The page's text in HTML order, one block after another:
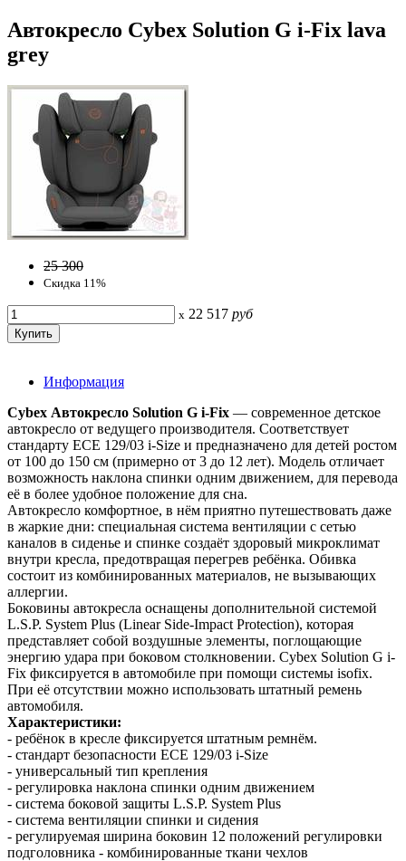
Автокресло Cybex Solution G i-Fix lava
grey
25 300
Скидка 11%
x 22 517 руб
Информация
Cybex Автокресло Solution G i-Fix — современное детское
автокресло от ведущего производителя. Соответствует
стандарту ECE 129/03 i-Size и предназначено для детей ростом
от 100 до 150 см (примерно от 3 до 12 лет). Модель отличает
возможность наклона спинки одним движением, для перевода
её в более удобное положение для сна.
Автокресло комфортное, в нём приятно путешествовать даже
в жаркие дни: специальная система вентиляции с сетью
каналов в сиденье и спинке создаёт здоровый микроклимат
внутри кресла, предотвращая перегрев ребёнка. Обивка
состоит из комбинированных материалов, не вызывающих
аллергии.
Боковины автокресла оснащены дополнительной системой
L.S.P. System Plus (Linear Side-Impact Protection), которая
представляет собой воздушные элементы, поглощающие
энергию удара при боковом столкновении. Cybex Solution G i-
Fix фиксируется в автомобиле при помощи системы isofix.
При её отсутствии можно использовать штатный ремень
автомобиля.
Характеристики:
- ребёнок в кресле фиксируется штатным ремнём.
- стандарт безопасности ECE 129/03 i-Size
- универсальный тип крепления
- регулировка наклона спинки одним движением
- система боковой защиты L.S.P. System Plus
- система вентиляции спинки и сидения
- регулируемая ширина боковин 12 положений регулировки
подголовника - комбинированные ткани чехлов